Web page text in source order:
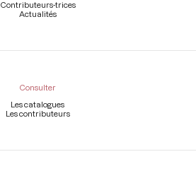
Contributeurs-trices
Actualités
Consulter
Les catalogues
Les contributeurs